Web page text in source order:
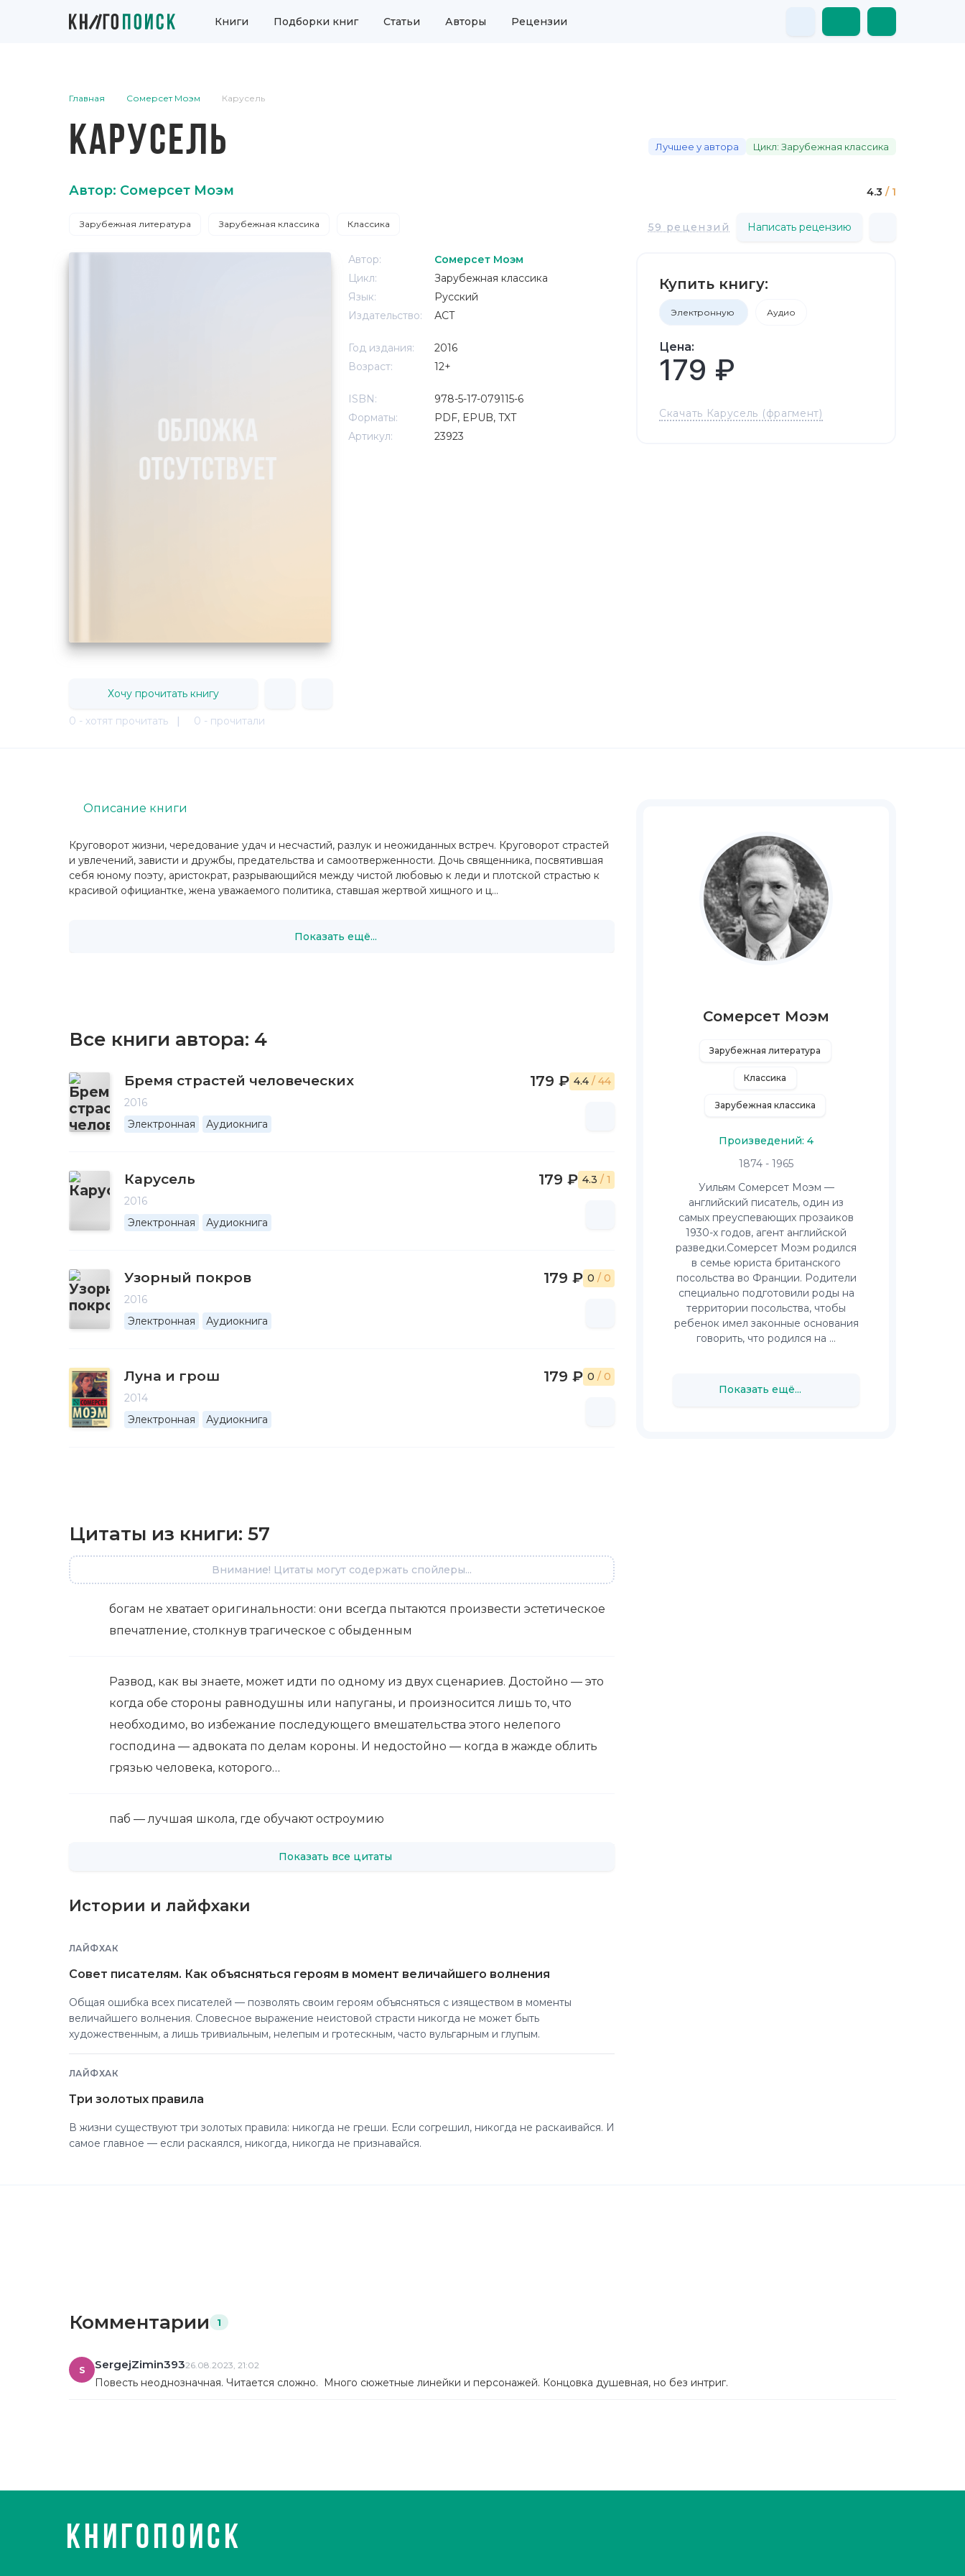
Книги Подборки книг Статьи Авторы Рецензии
Главная Сомерсет Моэм Карусель
КАРУСЕЛЬ Лучшее у автора Цикл: Зарубежная классика
Автор: Сомерсет Моэм 4.3 / 1
Зарубежная литература Зарубежная классика Классика 59 рецензий Написать рецензию
Автор:
Сомерсет Моэм
Цикл:
Зарубежная классика
Язык:
Русский
Издательство:
АСТ
Год издания:
2016
Возраст:
12+
ISBN:
978-5-17-079115-6
Форматы:
PDF, EPUB, TXT
Артикул:
23923
Купить книгу:
Электронную Аудио
Цена:
179 ₽
Скачать Карусель (фрагмент)
Хочу прочитать книгу
0 - хотят прочитать | 0 - прочитали
Круговорот жизни, чередование удач и несчастий, разлук и неожиданных встреч. Круговорот страстей
и увлечений, зависти и дружбы, предательства и самоотверженности. Дочь священника, посвятившая
себя юному поэту, аристократ, разрывающийся между чистой любовью к леди и плотской страстью к
красивой официантке, жена уважаемого политика, ставшая жертвой хищного и ц...
Показать ещё...
Описание книги
Все книги автора: 4
Бремя страстей человеческих
2016
Электронная
Аудиокнига
179 ₽ 4.4 / 44
Карусель
2016
Электронная
Аудиокнига
179 ₽ 4.3 / 1
Узорный покров
2016
Электронная
Аудиокнига
179 ₽ 0 / 0
Луна и грош
2014
Электронная
Аудиокнига
179 ₽ 0 / 0
Цитаты из книги: 57
Внимание! Цитаты могут содержать спойлеры...
богам не хватает оригинальности: они всегда пытаются произвести эстетическое
впечатление, столкнув трагическое с обыденным
Развод, как вы знаете, может идти по одному из двух сценариев. Достойно — это
когда обе стороны равнодушны или напуганы, и произносится лишь то, что
необходимо, во избежание последующего вмешательства этого нелепого
господина — адвоката по делам короны. И недостойно — когда в жажде облить
грязью человека, которого…
паб — лучшая школа, где обучают остроумию
Показать все цитаты
Истории и лайфхаки
ЛАЙФХАК
Совет писателям. Как объясняться героям в момент величайшего волнения
Общая ошибка всех писателей — позволять своим героям объясняться с изяществом в моменты
величайшего волнения. Словесное выражение неистовой страсти никогда не может быть
художественным, а лишь тривиальным, нелепым и гротескным, часто вульгарным и глупым.
ЛАЙФХАК
Три золотых правила
В жизни существуют три золотых правила: никогда не греши. Если согрешил, никогда не раскаивайся. И
самое главное — если раскаялся, никогда, никогда не признавайся.
Сомерсет Моэм
Зарубежная литература
Классика
Зарубежная классика
Произведений: 4
1874 - 1965
Уильям Сомерсет Моэм —
английский писатель, один из
самых преуспевающих прозаиков
1930-х годов, агент английской
разведки.Сомерсет Моэм родился
в семье юриста британского
посольства во Франции. Родители
специально подготовили роды на
территории посольства, чтобы
ребенок имел законные основания
говорить, что родился на ...
Показать ещё...
Комментарии 1
S SergejZimin39326.08.2023, 21:02
Повесть неоднозначная. Читается сложно. Много сюжетные линейки и персонажей. Концовка душевная, но без интриг.
КНИГОПОИСК